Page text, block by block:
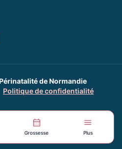
Grossesse Plus
de Normandie
Politique de confidentialité